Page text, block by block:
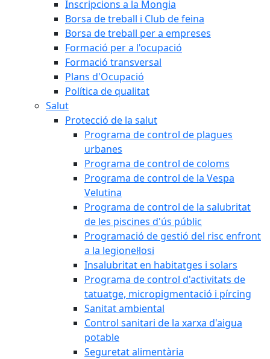
Inscripcions a la Mongia
Borsa de treball i Club de feina
Borsa de treball per a empreses
Formació per a l'ocupació
Formació transversal
Plans d'Ocupació
Política de qualitat
Salut
Protecció de la salut
Programa de control de plagues
urbanes
Programa de control de coloms
Programa de control de la Vespa
Velutina
Programa de control de la salubritat
de les piscines d'ús públic
Programació de gestió del risc enfront
a la legionel·losi
Insalubritat en habitatges i solars
Programa de control d'activitats de
tatuatge, micropigmentació i pírcing
Sanitat ambiental
Control sanitari de la xarxa d'aigua
potable
Seguretat alimentària